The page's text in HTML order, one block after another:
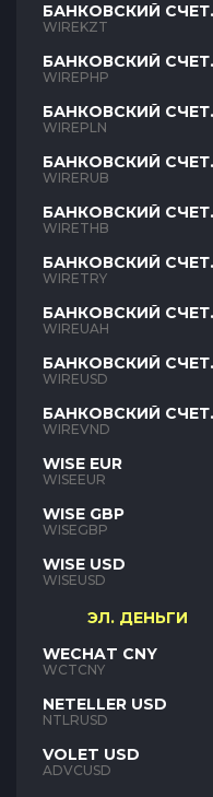
БАНКОВСКИЙ СЧЕТ
KZT
WIREKZT
БАНКОВСКИЙ СЧЕТ
PHP
WIREPHP
БАНКОВСКИЙ СЧЕТ
PLN
WIREPLN
БАНКОВСКИЙ СЧЕТ
RUB
WIRERUB
БАНКОВСКИЙ СЧЕТ
THB
WIRETHB
БАНКОВСКИЙ СЧЕТ
TRY
WIRETRY
БАНКОВСКИЙ СЧЕТ
UAH
WIREUAH
БАНКОВСКИЙ СЧЕТ
USD
WIREUSD
БАНКОВСКИЙ СЧЕТ
VND
WIREVND
WISE EUR
WISEEUR
WISE GBP
WISEGBP
WISE USD
WISEUSD
ЭЛ. ДЕНЬГИ
WECHAT CNY
WCTCNY
NETELLER USD
NTLRUSD
VOLET USD
ADVCUSD